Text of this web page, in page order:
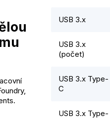
USB 3.x
USB 3.x
(počet)
USB 3.x Type-
C
USB 3.x Type-